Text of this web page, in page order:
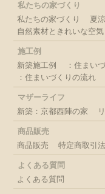
私たちの家づくり
私たちの家づくり
夏
自然素材ときれいな空気
施工例
新築施工例
：住まい
：住まいづくりの流れ
マザーライフ
新築：京都西陣の家
商品販売
商品販売
特定商取引
よくある質問
よくある質問